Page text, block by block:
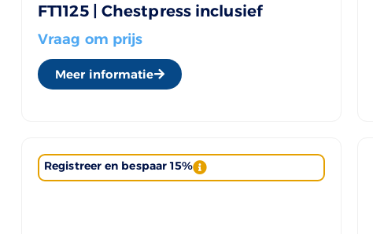
FT1125 | Chestpress inclusief
Vraag om prijs
Meer informatie
Registreer en bespaar 15%